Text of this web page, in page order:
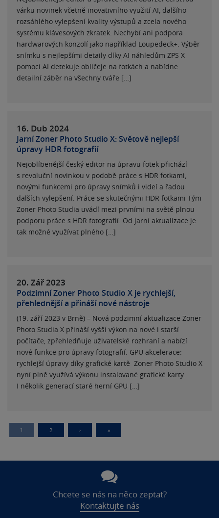
várku novinek včetně inovativního využití AI, dalšího
rozsáhlého vylepšení kvality výstupů a zcela nového
systému klávesových zkratek. Nechybí ani podpora
hardwarových konzolí jako například Loupedeck+. Výběr
snímku s nejlepšími detaily díky AI náhledům ZPS X
pomocí AI detekuje obličeje na fotkách a nabídne
detailní záběr na všechny tváře […]
16. Dub 2024
Jarní Zoner Photo Studio X: Světově nejlepší
úpravy HDR fotografií
Nejoblíbenější český editor na úpravu fotek přichází
s revoluční novinkou v podobě práce s HDR fotkami,
novými funkcemi pro úpravy snímků i videí a řadou
dalších vylepšení. Práce se skutečnými HDR fotkami Tým
Zoner Photo Studia uvádí mezi prvními na světě plnou
podporu práce s HDR fotografií. Od jarní aktualizace je
tak možné využívat plného […]
20. Zář2023
Podzimní Zoner Photo Studio X je rychlejší,
přehlednější a přináší nové nástroje
(19. září 2023 v Brně) – Nová podzimní aktualizace Zoner
Photo Studia X přináší vyšší výkon na nové i starší
počítače, zpřehledňuje uživatelské rozhraní a nabízí
nové funkce pro úpravy fotografií. GPU akcelerace:
rychlejší úpravy díky grafické kartě Zoner Photo Studio X
nyní plně využívá výkonu instalované grafické karty.
I několik generací staré herní GPU […]
1 2 › »
Chcete se nás na něco zeptat?
Kontaktujte nás